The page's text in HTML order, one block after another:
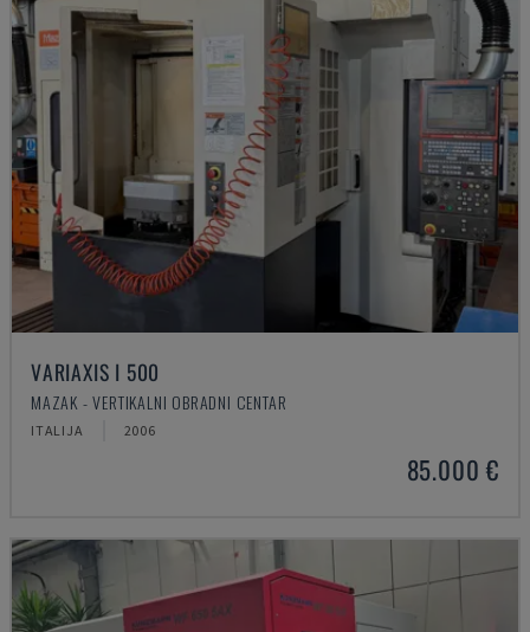
VARIAXIS I 500
MAZAK - VERTIKALNI OBRADNI CENTAR
ITALIJA 2006
85.000 €